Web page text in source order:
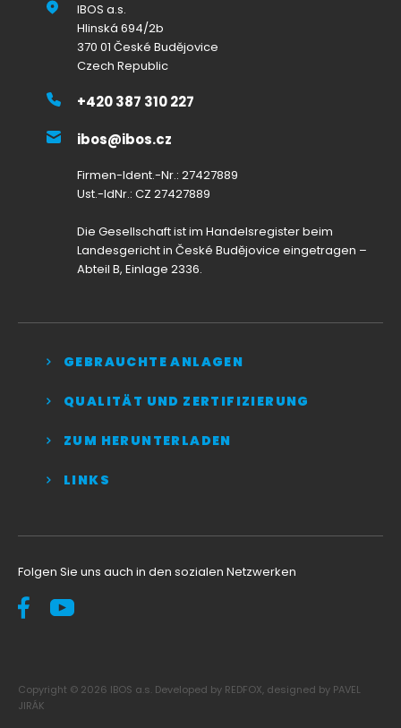
IBOS a.s.
Hlinská 694/2b
370 01 České Budějovice
Czech Republic
+420 387 310 227
ibos@ibos.cz
Firmen-Ident.-Nr.: 27427889
Ust.-IdNr.: CZ 27427889
Die Gesellschaft ist im Handelsregister beim
Landesgericht in České Budějovice eingetragen –
Abteil B, Einlage 2336.
GEBRAUCHTE ANLAGEN
QUALITÄT UND ZERTIFIZIERUNG
ZUM HERUNTERLADEN
LINKS
Folgen Sie uns auch in den sozialen Netzwerken
Copyright © 2026 IBOS a.s. Developed by REDFOX, designed by PAVEL
JIRÁK